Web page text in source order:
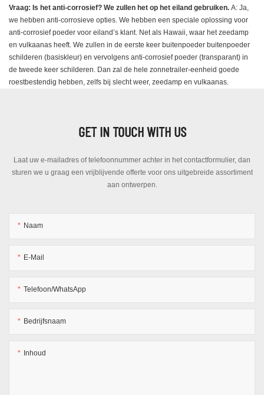
Vraag: Is het anti-corrosief? We zullen het op het eiland gebruiken. A: Ja,
we hebben anti-corrosieve opties. We hebben een speciale oplossing voor
anti-corrosief poeder voor eiland’s klant. Net als Hawaii, waar het zeedamp
en vulkaanas heeft. We zullen in de eerste keer buitenpoeder buitenpoeder
schilderen (basiskleur) en vervolgens anti-corrosief poeder (transparant) in
de tweede keer schilderen. Dan zal de hele zonnetrailer-eenheid goede
roestbestendig hebben, zelfs bij slecht weer, zeedamp en vulkaanas.
GET IN TOUCH WITH US
Laat uw e-mailadres of telefoonnummer achter in het contactformulier, dan
sturen we u graag een vrijblijvende offerte voor ons uitgebreide assortiment
aan ontwerpen.
Naam
E-Mail
Telefoon/WhatsApp
Bedrijfsnaam
Inhoud